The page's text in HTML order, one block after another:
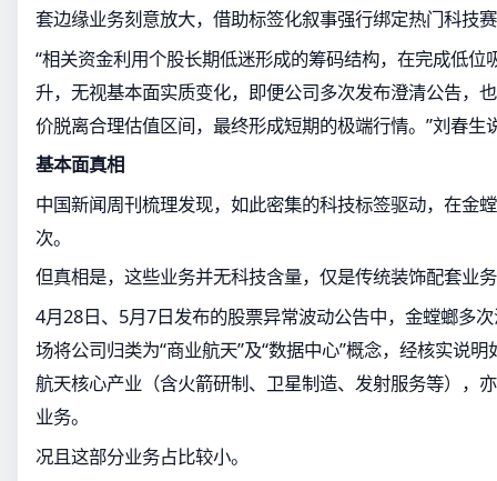
套边缘业务刻意放大，借助标签化叙事强行绑定热门科技
“相关资金利用个股长期低迷形成的筹码结构，在完成低位
升，无视基本面实质变化，即便公司多次发布澄清公告，
价脱离合理估值区间，最终形成短期的极端行情。”刘春生
基本面真相
中国新闻周刊梳理发现，如此密集的科技标签驱动，在金
次。
但真相是，这些业务并无科技含量，仅是传统装饰配套业
4月28日、5月7日发布的股票异常波动公告中，金螳螂多
场将公司归类为“商业航天”及“数据中心”概念，经核实说
航天核心产业（含火箭研制、卫星制造、发射服务等），
业务。
况且这部分业务占比较小。